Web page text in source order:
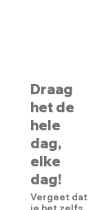
Draag
het de
hele
dag,
elke
dag!
Vergeet dat